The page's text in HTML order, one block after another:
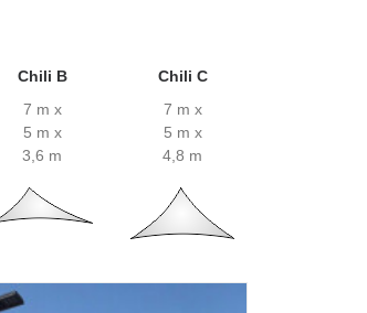
Chili B
7 m x
5 m x
3,6 m
Chili C
7 m x
5 m x
4,8 m